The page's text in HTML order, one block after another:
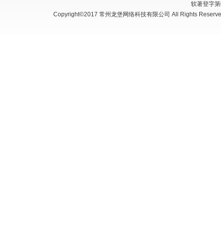
软著登字
Copyright©2017 常州龙堡网络科技有限公司 All Rights